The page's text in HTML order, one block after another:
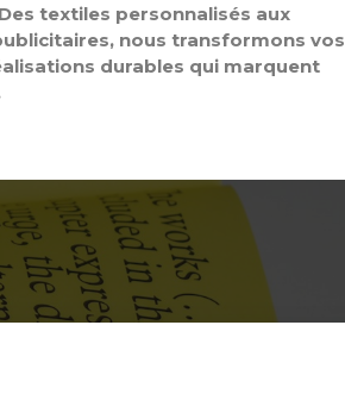
textiles personnalisés aux
nous transformons vos
durables qui marquent